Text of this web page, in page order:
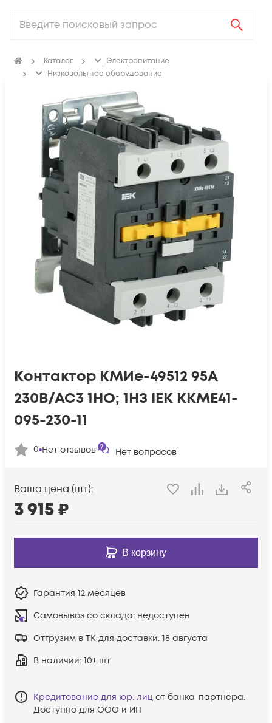
Каталог
Электропитание
Низковольтное оборудование
Контактор КМИе-49512 95А
230В/АС3 1НО; 1НЗ IEK KKME41-
095-230-11
0 Нет отзывов Нет вопросов
Ваша цена (шт):
3 915₽
В корзину
Гарантия 12 месяцев
Самовывоз со склада: недоступен
Отгрузим в ТК для доставки: 18 августа
В наличии: 10+ шт
Кредитование для юр. лиц от банка-партнёра.
Доступно для ООО и ИП